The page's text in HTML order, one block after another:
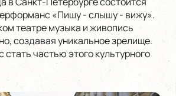
«Пишу - слышу - вижу».
театре музыка и живопись
создавая уникальное зрелище.
стать частью этого культурного